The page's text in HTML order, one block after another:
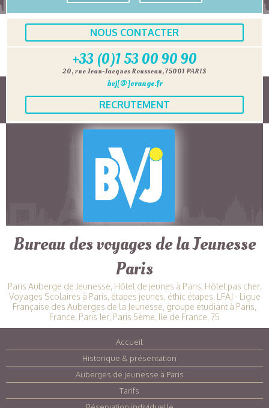
NOUS CONTACTER
+33 (0)1 53 00 90 90
20, rue Jean-Jacques Rousseau, 75001 PARIS
bvj[@]orange.fr
RECRUTEMENT
Bureau des voyages de la Jeunesse
Paris
Paris Auberge de Jeunesse, Hôtel de jeunes à Paris, Hôtel pas cher,
Voyages Scolaires à Paris, étapes jeunes, éthic étapes, LFAJ - Ligue
Française des Auberges de la Jeunesse, groupe étudiant à Paris,
France, Paris 1er, Paris 5ème, Ile de France, 75
Accueil
Historique & présentation
Auberges de jeunesse à Paris
Tarifs